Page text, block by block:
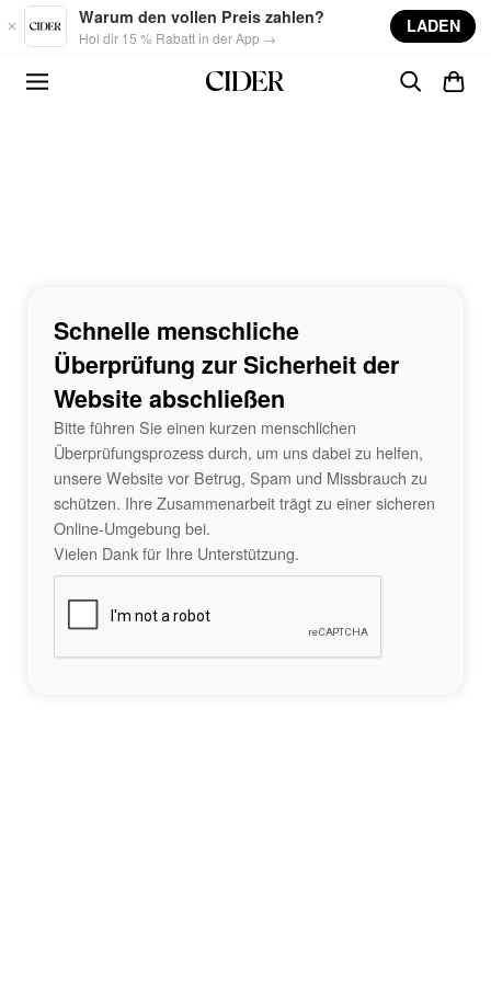
Skip to main content
Warum den vollen Preis zahlen?
Hol dir 15 % Rabatt in der App →
LADEN
Schnelle menschliche
Überprüfung zur Sicherheit der
Website abschließen
Bitte führen Sie einen kurzen menschlichen
Überprüfungsprozess durch, um uns dabei zu helfen,
unsere Website vor Betrug, Spam und Missbrauch zu
schützen. Ihre Zusammenarbeit trägt zu einer sicheren
Online-Umgebung bei.
Vielen Dank für Ihre Unterstützung.